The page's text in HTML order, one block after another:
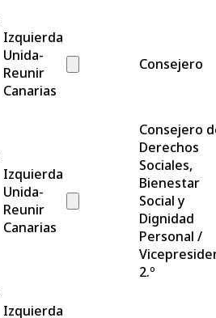
Izquierda
Unida-
Reunir
Canarias
Consejero
Izquierda
Unida-
Reunir
Canarias
Consejero
Derechos
Sociales,
Bienestar
Social y
Dignidad
Personal /
2.º
Izquierda